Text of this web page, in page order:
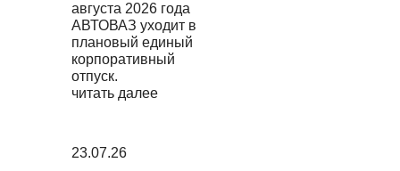
августа 2026 года
АВТОВАЗ уходит в
плановый единый
корпоративный
отпуск.
читать далее
23.07.26